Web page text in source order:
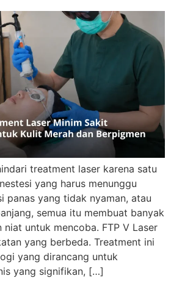
treatment laser karena satu
yang harus menunggu
panas yang tidak nyaman, atau
semua itu membuat banyak
untuk mencoba. FTP V Laser
yang berbeda. Treatment ini
yang dirancang untuk
yang signifikan, […]